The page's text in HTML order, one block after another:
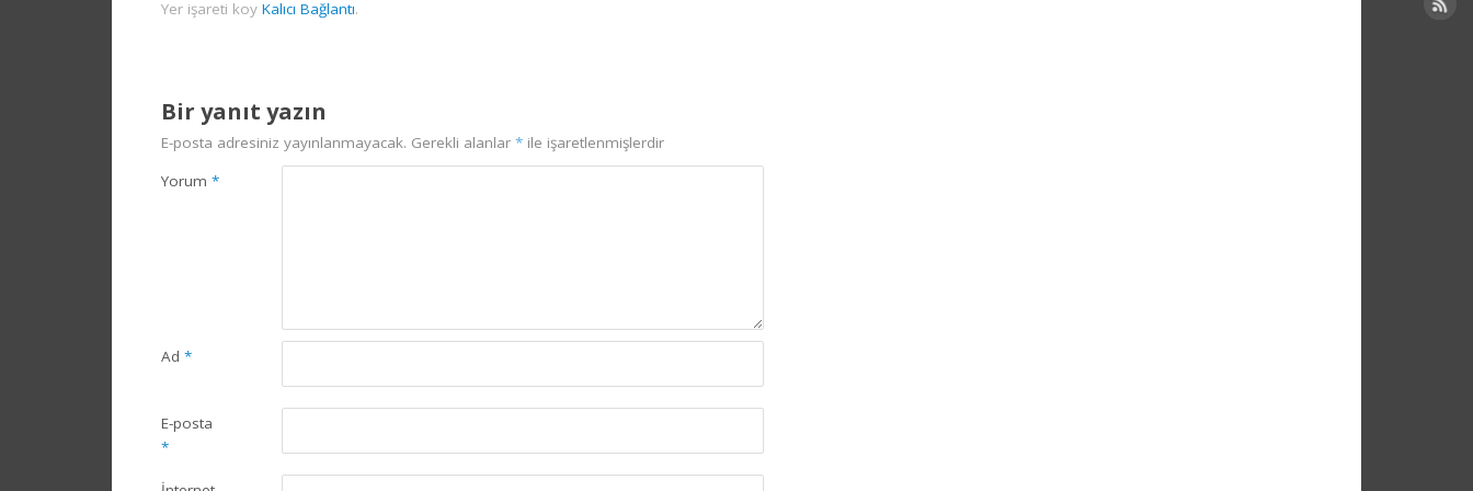
Yer işareti koy Kalıcı Bağlantı.
Bir yanıt yazın
E-posta adresiniz yayınlanmayacak. Gerekli alanlar * ile işaretlenmişlerdir
Yorum *
Ad *
E-posta
*